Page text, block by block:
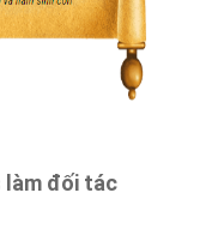
làm đối tác